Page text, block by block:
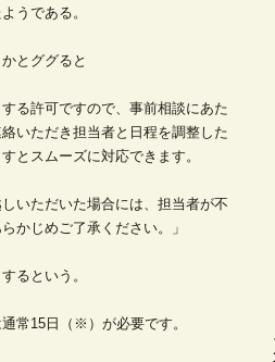
うである。
とググると
する許可ですので、事前相談にあた
いただき担当者と日程を調整した
とスムーズに対応できます。
いただいた場合には、担当者が不
かじめご了承ください。」
るという。
常15日（※）が必要です。